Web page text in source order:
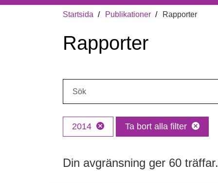
Startsida Publikationer Rapporter
Rapporter
2014 Ta bort alla filter
Din avgränsning ger 60 träffar.